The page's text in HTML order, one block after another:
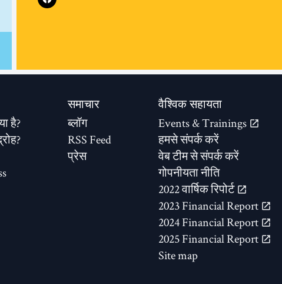
है?
समाचार
ब्लॉग
RSS Feed
प्रेस
वैश्विक सहायता
Events & Trainings
हमसे संपर्क करें
वेब टीम से संपर्क करें
गोपनीयता नीति
2022 वार्षिक रिपोर्ट
2023 Financial Report
2024 Financial Report
2025 Financial Report
Site map